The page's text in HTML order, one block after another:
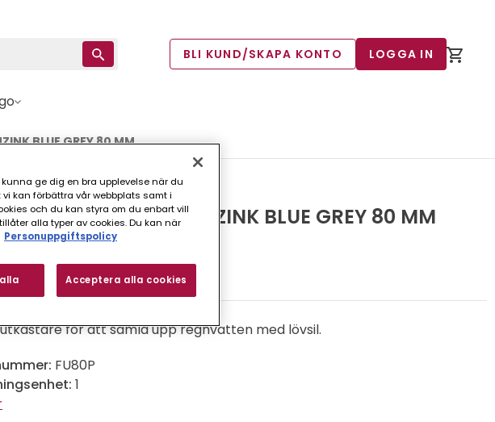
BLI KUND/SKAPA KONTO LOGGA IN
BLUE GREY 80 MM
FÄLLBAR RHEINZINK BLUE GREY 80 MM
I FLER VARIANTER (2)
för att samla upp regnvatten med lövsil.
FU80P
1
ge dig en bra upplevelse när du
kan förbättra vår webbplats samt i
och du kan styra om du enbart vill
alla typer av cookies. Du kan när
Personuppgiftspolicy
Acceptera alla cookies